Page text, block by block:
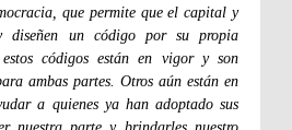
que permite que el capital y
diseñen un código por su propia
códigos están en vigor y son
ambas partes. Otros aún están en
a quienes ya han adoptado sus